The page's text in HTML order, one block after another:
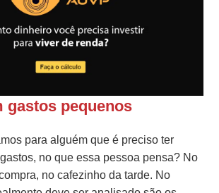
gastos pequenos
para alguém que é preciso ter
no que essa pessoa pensa? No
no cafezinho da tarde. No